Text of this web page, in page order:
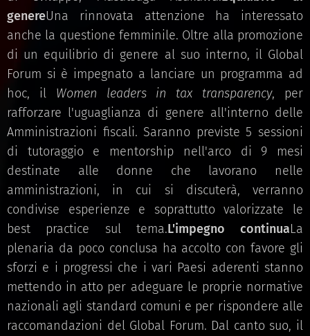
genereUna rinnovata attenzione ha interessato
anche la questione femminile. Oltre alla promozione
di un equilibrio di genere al suo interno, il Global
Forum si è impegnato a lanciare un programma ad
hoc, il Women leaders in tax transparency, per
rafforzare l'uguaglianza di genere all'interno delle
Amministrazioni fiscali. Saranno previste 5 sessioni
di tutoraggio e mentorship nell'arco di 9 mesi
destinate alle donne che lavorano nelle
amministrazioni, in cui si discuterà, verranno
condivise esperienze e soprattutto valorizzate le
best practice sul tema.L'impegno continuaLa
plenaria da poco conclusa ha accolto con favore gli
sforzi e i progressi che i vari Paesi aderenti stanno
mettendo in atto per adeguare le proprie normative
nazionali agli standard comuni e per rispondere alle
raccomandazioni del Global Forum. Dal canto suo, il